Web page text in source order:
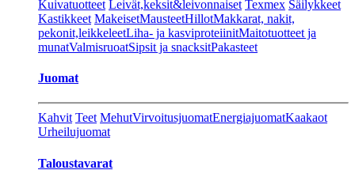
Kuivatuotteet Leivät,keksit&leivonnaiset Texmex Säilykkeet
Kastikkeet MakeisetMausteetHillotMakkarat, nakit,
pekonit,leikkeleetLiha- ja kasviproteiinitMaitotuotteet ja
munatValmisruoatSipsit ja snacksitPakasteet
Juomat
Kahvit Teet MehutVirvoitusjuomatEnergiajuomatKaakaot
Urheilujuomat
Taloustavarat